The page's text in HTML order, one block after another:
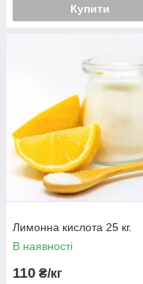
Купити
Лимонна кислота 25 кг.
В наявності
110 ₴/кг